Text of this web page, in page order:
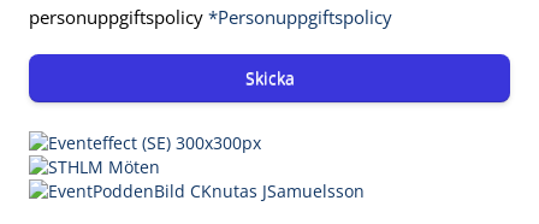
personuppgiftspolicy *Personuppgiftspolicy
Skicka